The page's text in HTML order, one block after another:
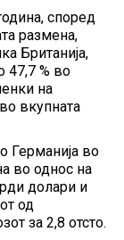
според
размена,
Британија,
47,7 % во
на
вкупната
Германија во
во однос на
долари и
од
за 2,8 отсто.